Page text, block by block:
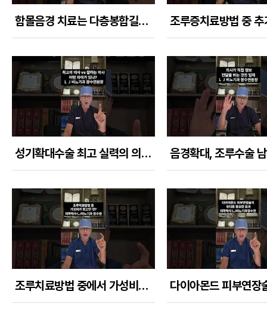
함몰음경 치료는 다층봉합길이연장술과 다이아몬드피부연장술로 최대치를 만들어내야한다
성기확대수술 최고 실력의 의사와 잘하는 결과차이가 어떨까?
조루치료방법 중에서 가성비가 최고인 것은 무엇인가?